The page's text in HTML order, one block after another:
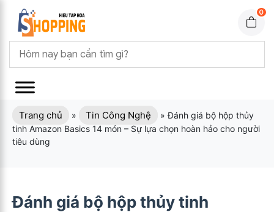
0
Trang chủ » Tin Công Nghệ »Đánh giá bộ hộp thủy
tinh Amazon Basics 14 món – Sự lựa chọn hoàn hảo cho người
tiêu dùng
Đánh giá bộ hộp thủy tinh